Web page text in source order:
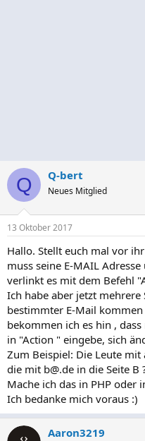
Q Q-bert
Neues Mitglied
13 Oktober 2017
Hallo. Stellt euch mal vor
muss seine E-MAIL
verlinkt es mit dem Befehl
Ich habe aber jetzt
bestimmter E-Mail
bekommen ich es hin ,
in "Action " eingebe, sich
Zum Beispiel: Die Leute mit
die mit b@.de in die Seite B
Mache ich das in PHP oder
Ich bedanke mich voraus :)
Aaron3219